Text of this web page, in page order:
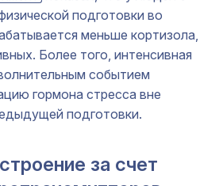
подготовки во
меньше кортизола,
Более того, интенсивная
событием
гормона стресса вне
подготовки.
за счет